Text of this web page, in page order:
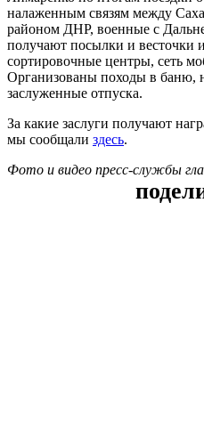
налаженным связям между
районом ДНР, военные с
получают посылки и весточки
сортировочные центры, сеть
Организованы походы в баню,
заслуженные отпуска.
За какие заслуги получают
мы сообщали здесь.
Фото и видео пресс-службы